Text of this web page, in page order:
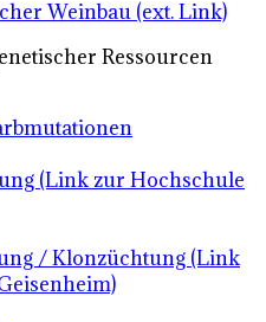
Weinbau (ext. Link)
Ressourcen
(Link zur Hochschule
/ Klonzüchtung (Link